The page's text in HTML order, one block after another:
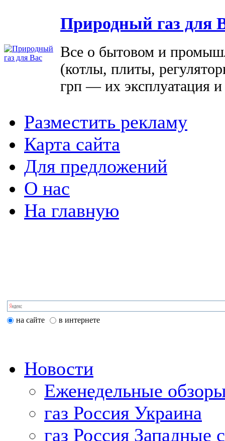
Природный газ для
Все о бытовом и
(котлы, плиты,
грп — их эксплуатация
Разместить рекламу
Карта сайта
Для предложений
О нас
На главную
на сайте в интернете
Новости
Еженедельные
газ Россия Украина
газ Россия Западные